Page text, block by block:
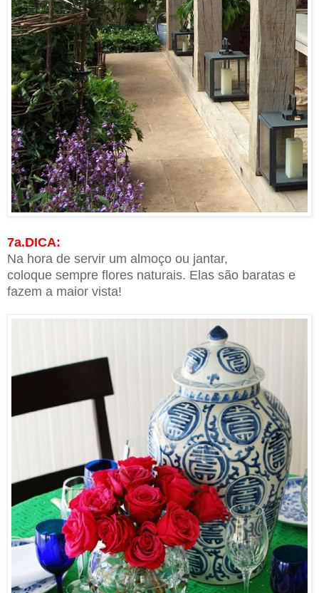
7a.DICA:
Na hora de servir um almoço ou jantar,
coloque sempre flores naturais. Elas são baratas e
fazem a maior vista!